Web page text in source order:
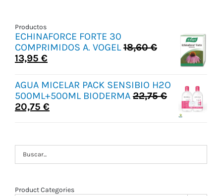
Productos
ECHINAFORCE FORTE 30
COMPRIMIDOS A. VOGEL 18,60€
El
original
era:
18,60 €.
13,95 €
actual
es:
13,95 €.
AGUA MICELAR PACK SENSIBIO H2O
500ML+500ML BIODERMA 22,75€
El
22,75 €.
20,75 €
20,75 €.
Product Categories